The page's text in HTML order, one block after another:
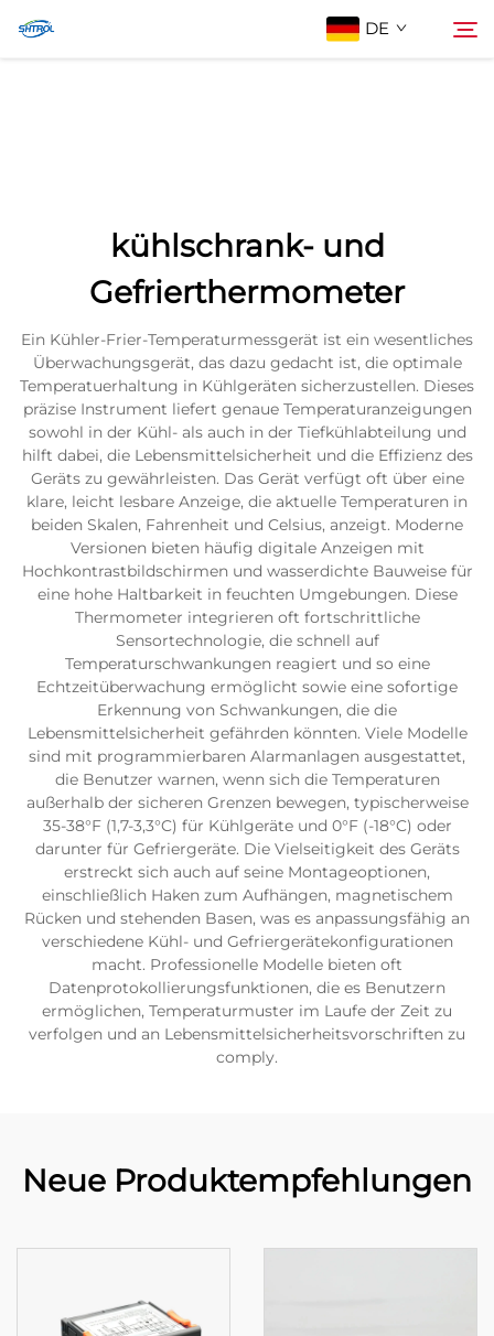
DE
kühlschrank- und
Gefrierthermometer
Ein Kühler-Frier-Temperaturmessgerät ist ein wesentliches
Überwachungsgerät, das dazu gedacht ist, die optimale
Temperatuerhaltung in Kühlgeräten sicherzustellen. Dieses
präzise Instrument liefert genaue Temperaturanzeigungen
sowohl in der Kühl- als auch in der Tiefkühlabteilung und
hilft dabei, die Lebensmittelsicherheit und die Effizienz des
Geräts zu gewährleisten. Das Gerät verfügt oft über eine
klare, leicht lesbare Anzeige, die aktuelle Temperaturen in
beiden Skalen, Fahrenheit und Celsius, anzeigt. Moderne
Versionen bieten häufig digitale Anzeigen mit
Hochkontrastbildschirmen und wasserdichte Bauweise für
eine hohe Haltbarkeit in feuchten Umgebungen. Diese
Thermometer integrieren oft fortschrittliche
Sensortechnologie, die schnell auf
Temperaturschwankungen reagiert und so eine
Echtzeitüberwachung ermöglicht sowie eine sofortige
Erkennung von Schwankungen, die die
Lebensmittelsicherheit gefährden könnten. Viele Modelle
sind mit programmierbaren Alarmanlagen ausgestattet,
die Benutzer warnen, wenn sich die Temperaturen
außerhalb der sicheren Grenzen bewegen, typischerweise
35-38°F (1,7-3,3°C) für Kühlgeräte und 0°F (-18°C) oder
darunter für Gefriergeräte. Die Vielseitigkeit des Geräts
erstreckt sich auch auf seine Montageoptionen,
einschließlich Haken zum Aufhängen, magnetischem
Rücken und stehenden Basen, was es anpassungsfähig an
verschiedene Kühl- und Gefriergerätekonfigurationen
macht. Professionelle Modelle bieten oft
Datenprotokollierungsfunktionen, die es Benutzern
ermöglichen, Temperaturmuster im Laufe der Zeit zu
verfolgen und an Lebensmittelsicherheitsvorschriften zu
comply.
Neue Produktempfehlungen